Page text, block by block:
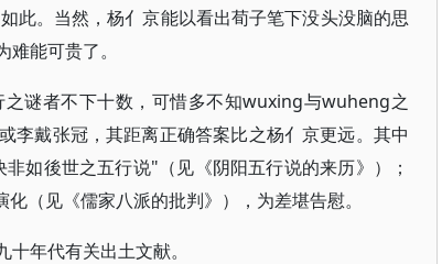
此。当然，杨亻京能以看出荀子笔下没头没脑的思
能可贵了。
谜者不下十数，可惜多不知wuxing与wuheng之
李戴张冠，其距离正确答案比之杨亻京更远。其中
如後世之五行说"（见《阴阳五行说的来历》）；
（见《儒家八派的批判》），为差堪告慰。
年代有关出土文献。